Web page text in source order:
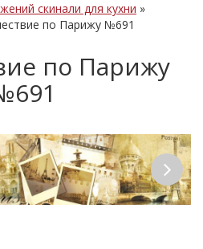
скинали для кухни »
по Парижу №691
по Парижу